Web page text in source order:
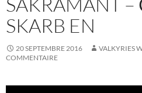
SKARB EN
20 SEPTEMBRE 2016 VALKYRIES
COMMENTAIRE